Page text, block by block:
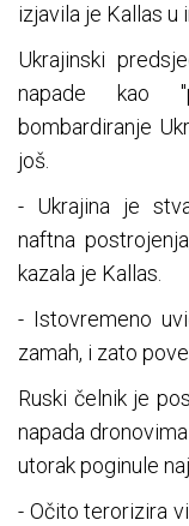
izjavila je Kallas u
Ukrajinski
napade kao
bombardiranje
još.
- Ukrajina je
naftna
kazala je Kallas.
- Istovremeno
zamah, i zato
Ruski čelnik je
napada
utorak poginule
- Očito terorizira